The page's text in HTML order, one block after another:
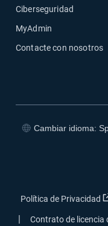
Ciberseguridad
MyAdmin
Contacte con nosotros
Cambiar idioma:
Política de Privacidad
Contrato de licencia